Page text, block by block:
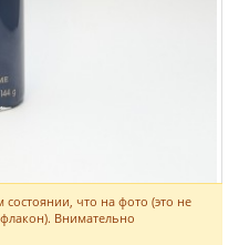
что на фото (это не
Внимательно